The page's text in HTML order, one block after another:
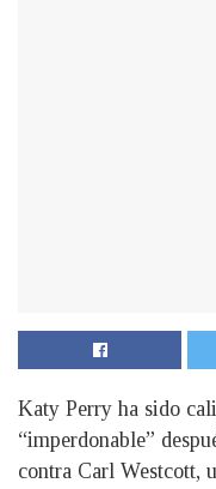
Katy Perry ha sido
“imperdonable”
contra Carl Westcott,